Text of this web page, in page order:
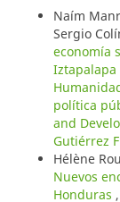
Naím
Sergio
economía
Iztapalapa
política
and
Gutiérrez
Hélène
Nuevos
Honduras ,